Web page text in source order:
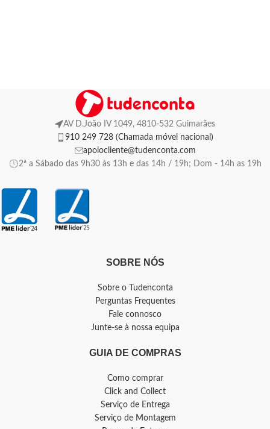
AV D.João IV 1049, 4810-532 Guimarães
910 249 728 (Chamada móvel nacional)
apoiocliente@tudenconta.com
2ª a Sábado das 9h30 às 13h e das 14h / 19h; Dom - 14h as 19h
SOBRE NÓS
Sobre o Tudenconta
Perguntas Frequentes
Fale connosco
Junte-se à nossa equipa
GUIA DE COMPRAS
Como comprar
Click and Collect
Serviço de Entrega
Serviço de Montagem